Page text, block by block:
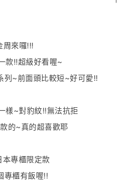
周來囉!!!
款!!超級好看喔~
列~前面頭比較短~好可愛!!
樣~對豹紋!!無法抗拒
的~真的超喜歡耶
本專櫃限定款
專櫃有飯喔!!